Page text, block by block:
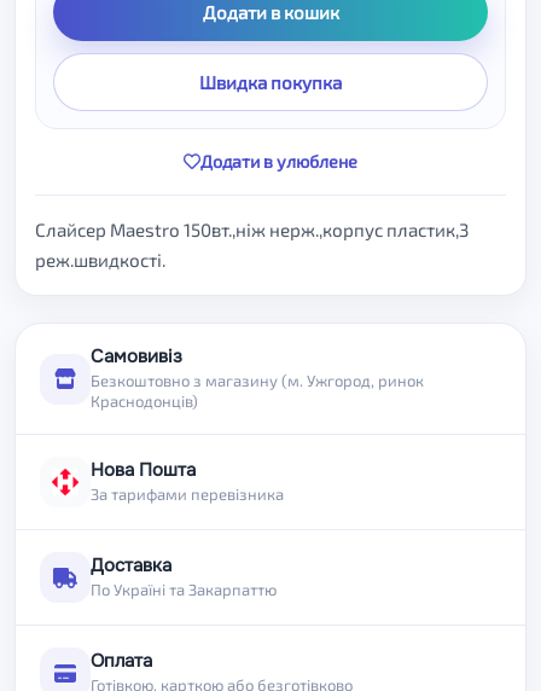
Додати в кошик
Швидка покупка
Додати в улюблене
Слайсер Maestro 150вт.,ніж нерж.,корпус пластик,3
реж.швидкості.
Самовивіз
Безкоштовно з магазину (м. Ужгород, ринок
Краснодонців)
Нова Пошта
За тарифами перевізника
Доставка
По Україні та Закарпаттю
Оплата
Готівкою, карткою або безготівково